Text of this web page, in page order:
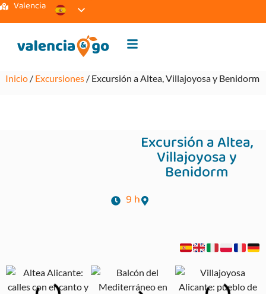
Valencia
Inicio / Excursiones / Excursión a Altea, Villajoyosa y Benidorm
Excursión a Altea,
Villajoyosa y
Benidorm
9 h